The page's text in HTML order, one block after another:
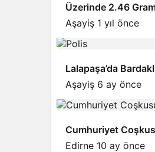
Üzerinde 2.46
Aşayiş 1 yıl önce
Lalapaşa’da
Aşayiş 6 ay önce
Cumhuriyet
Edirne 10 ay önce